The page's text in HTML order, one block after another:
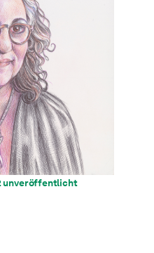
unveröffentlicht